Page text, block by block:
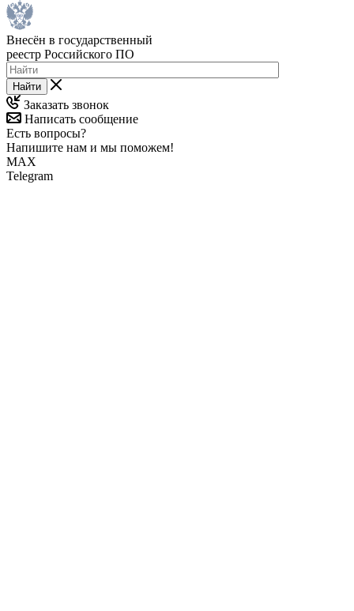
Внесён в государственный
реестр Российского ПО
Найти
Заказать звонок
Написать сообщение
Есть вопросы?
Напишите нам и мы поможем!
MAX
Telegram